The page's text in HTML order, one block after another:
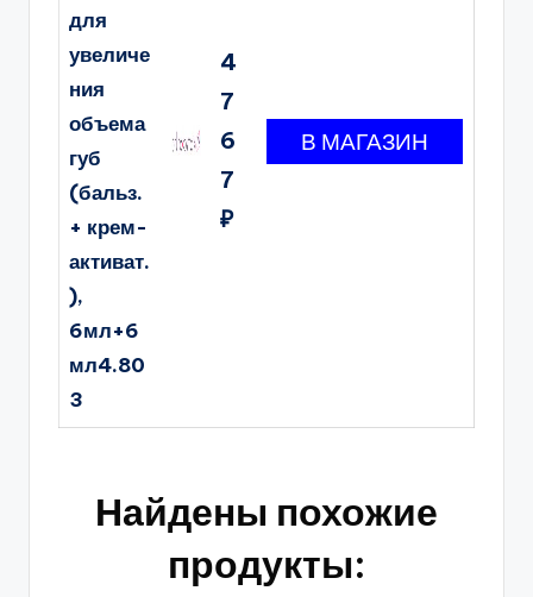
для
увеличе
ния
объема
губ
(бальз.
+ крем-
активат.
),
6мл+6
мл4.80
3
4
7
6
7
₽
Найдены похожие
продукты: